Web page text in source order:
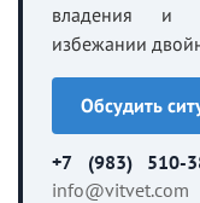
владения и
избежании
Обсудить
+7 (983) 510-
info@vitvet.com